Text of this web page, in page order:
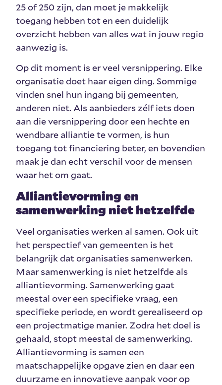
25 of 250 zijn, dan moet je makkelijk
toegang hebben tot en een duidelijk
overzicht hebben van alles wat in jouw regio
aanwezig is.
Op dit moment is er veel versnippering. Elke
organisatie doet haar eigen ding. Sommige
vinden snel hun ingang bij gemeenten,
anderen niet. Als aanbieders zélf iets doen
aan die versnippering door een hechte en
wendbare alliantie te vormen, is hun
toegang tot financiering beter, en bovendien
maak je dan echt verschil voor de mensen
waar het om gaat.
Alliantievorming en
samenwerking niet hetzelfde
Veel organisaties werken al samen. Ook uit
het perspectief van gemeenten is het
belangrijk dat organisaties samenwerken.
Maar samenwerking is niet hetzelfde als
alliantievorming. Samenwerking gaat
meestal over een specifieke vraag, een
specifieke periode, en wordt gerealiseerd op
een projectmatige manier. Zodra het doel is
gehaald, stopt meestal de samenwerking.
Alliantievorming is samen een
maatschappelijke opgave zien en daar een
duurzame en innovatieve aanpak voor op